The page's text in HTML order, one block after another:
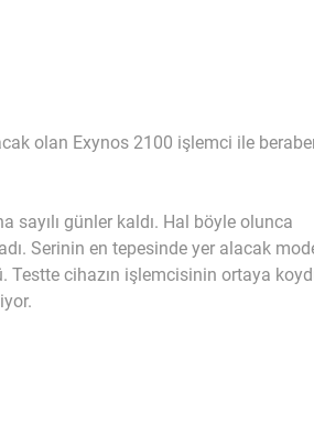
olan Exynos 2100 işlemci ile
sayılı günler kaldı. Hal böyle olunca
Serinin en tepesinde yer alacak
Testte cihazın işlemcisinin ortaya